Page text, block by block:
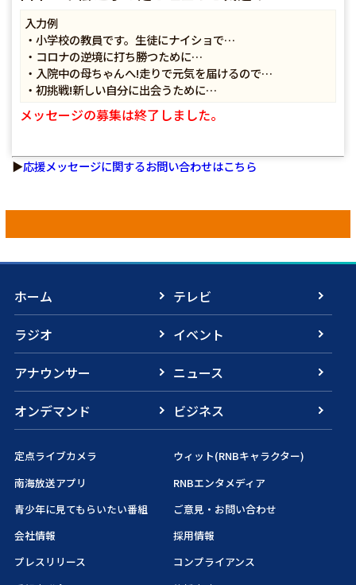
入力例
・小学校の教員です。生徒にナイショで…
・コロナの逆境に打ち勝つために…
・入院中の母ちゃんへ!走りで元気を届けるので…
・初挑戦!新しい自分に出会うために…
メッセージの募集は終了しました。
▶応援メッセージに関するお問い合わせはこちら
ホーム
テレビ
ラジオ
イベント
アナウンサー
ニュース
オンデマンド
ビジネス
定点ライブカメラ
ウィット(RNBキャラクター)
南海放送アプリ
RNBエンタメディア
青少年に見てもらいたい番組
ご意見・お問い合わせ
会社情報
採用情報
プレスリリース
コンプライアンス